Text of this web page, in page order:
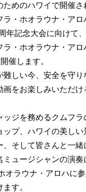
ためのハワイで開催
ラ・ホオラウナ・ア
年記念大会に向けて
ラ・ホオラウナ・アロ
催します。
難しい今、安全を守
画をお楽しみいただ
ッジを務めるクムフ
ップ、ハワイの美しい
、そして皆さんと一緒
ミュージシャンの演
オラウナ・アロハに
す。